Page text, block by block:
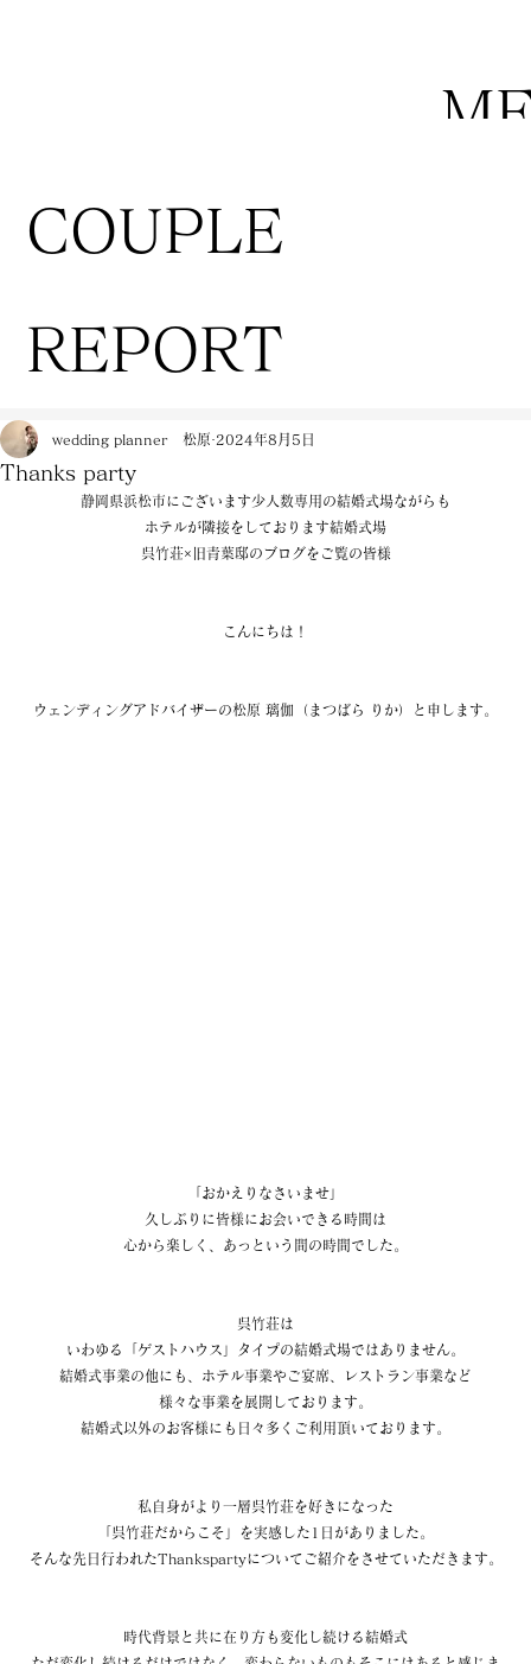
COUPLE
REPORT
Thanks party
wedding planner 松原 2024年8月5日
静岡県浜松市にございます少人数専用の結婚式場ながらも
ホテルが隣接をしております結婚式場
呉竹荘×旧青葉邸のブログをご覧の皆様
こんにちは！
ウェンディングアドバイザーの松原 璃伽（まつばら りか）と申します。
「おかえりなさいませ」
久しぶりに皆様にお会いできる時間は
心から楽しく、あっという間の時間でした。
呉竹荘は
いわゆる「ゲストハウス」タイプの結婚式場ではありません。
結婚式事業の他にも、ホテル事業やご宴席、レストラン事業など
様々な事業を展開しております。
結婚式以外のお客様にも日々多くご利用頂いております。
私自身がより一層呉竹荘を好きになった
「呉竹荘だからこそ」を実感した1日がありました。
そんな先日行われたThankspartyについてご紹介をさせていただきます。
時代背景と共に在り方も変化し続ける結婚式